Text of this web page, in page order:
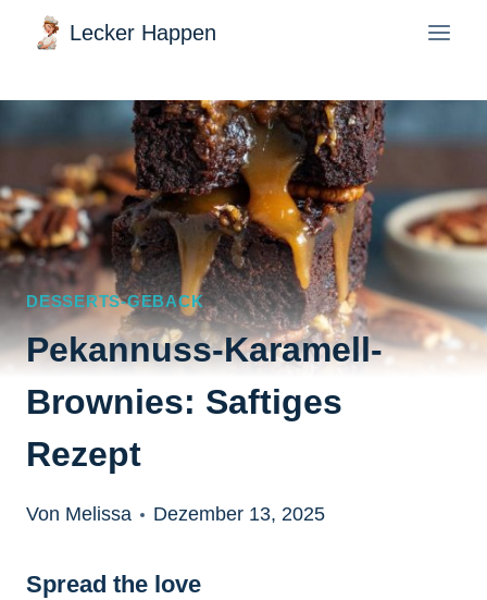
Zum
Inhalt
springen
Lecker Happen
DESSERTS-GEBACK
Pekannuss-Karamell-
Brownies: Saftiges
Rezept
Von Melissa Dezember 13, 2025
Spread the love